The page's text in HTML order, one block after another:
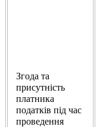
Згода та
присутність
платника
податків під час
проведення